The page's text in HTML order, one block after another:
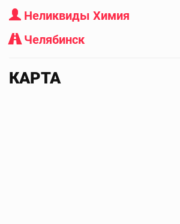
Неликвиды Химия
Челябинск
КАРТА